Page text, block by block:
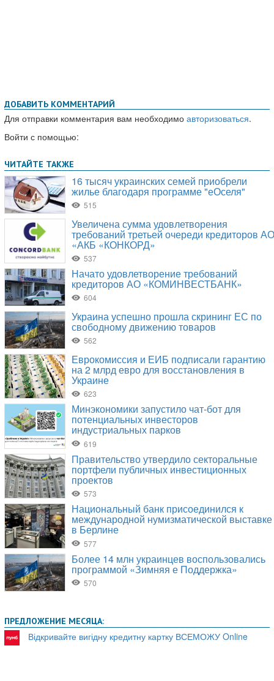
ДОБАВИТЬ КОММЕНТАРИЙ
Для отправки комментария вам необходимо авторизоваться.
Войти с помощью:
ПРЕДЛОЖЕНИЕ МЕСЯЦА:
Відкривайте вигідну кредитну картку ВСЕМОЖУ Online